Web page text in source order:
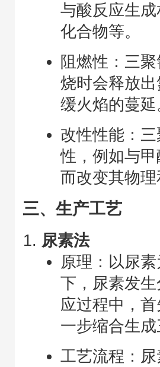
与酸反应生
化合物等。
阻燃性：三
烧时会释放
缓火焰的蔓延
改性性能：
性，例如与
而改变其物
三、生产工艺
尿素法
原理：以尿
下，尿素发
应过程中，
一步缩合生成
工艺流程：